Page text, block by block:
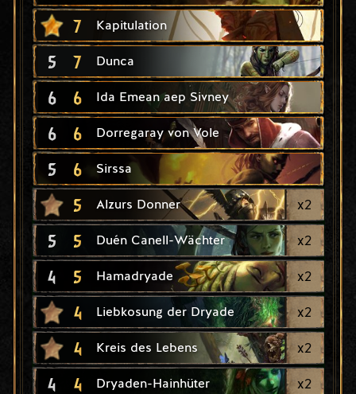
7 Kapitulation
5 7 Dunca
6 6 Ida Emean aep Sivney
6 6 Dorregaray von Vole
5 6 Sirssa
5 Alzurs Donner x2
5 5 Duén Canell-Wächter x2
4 5 Hamadryade x2
4 Liebkosung der Dryade x2
4 Kreis des Lebens x2
4 4 Dryaden-Hainhüter x2